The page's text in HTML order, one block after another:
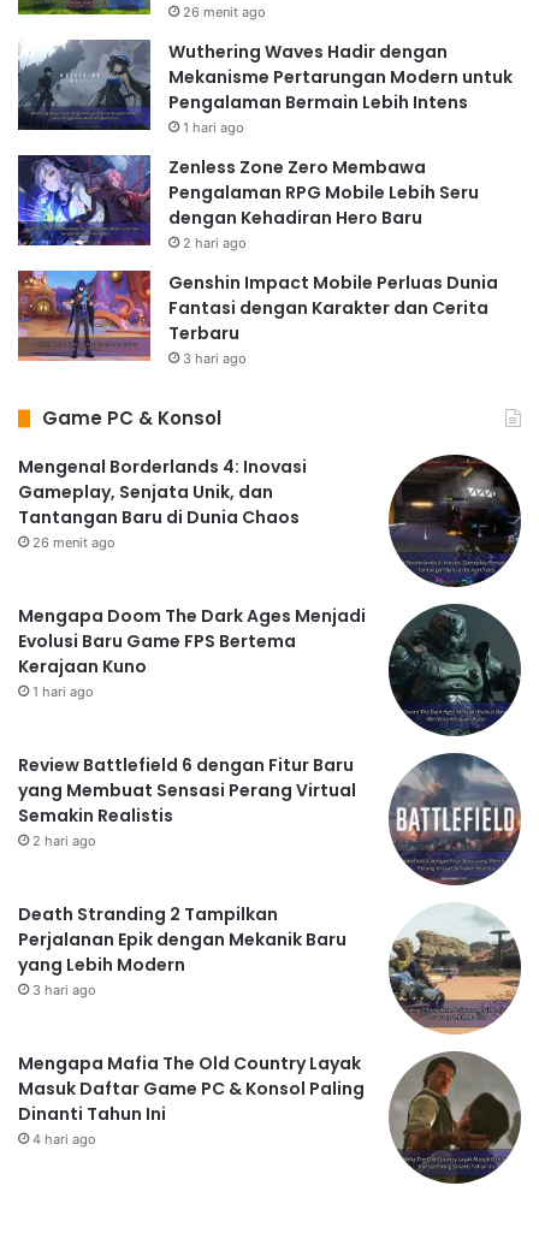
26 menit ago
Wuthering Waves Hadir dengan
Mekanisme Pertarungan Modern untuk
Pengalaman Bermain Lebih Intens
1 hari ago
Zenless Zone Zero Membawa
Pengalaman RPG Mobile Lebih Seru
dengan Kehadiran Hero Baru
2 hari ago
Genshin Impact Mobile Perluas Dunia
Fantasi dengan Karakter dan Cerita
Terbaru
3 hari ago
Game PC & Konsol
Mengenal Borderlands 4: Inovasi
Gameplay, Senjata Unik, dan
Tantangan Baru di Dunia Chaos
26 menit ago
Mengapa Doom The Dark Ages Menjadi
Evolusi Baru Game FPS Bertema
Kerajaan Kuno
1 hari ago
Review Battlefield 6 dengan Fitur Baru
yang Membuat Sensasi Perang Virtual
Semakin Realistis
2 hari ago
Death Stranding 2 Tampilkan
Perjalanan Epik dengan Mekanik Baru
yang Lebih Modern
3 hari ago
Mengapa Mafia The Old Country Layak
Masuk Daftar Game PC & Konsol Paling
Dinanti Tahun Ini
4 hari ago